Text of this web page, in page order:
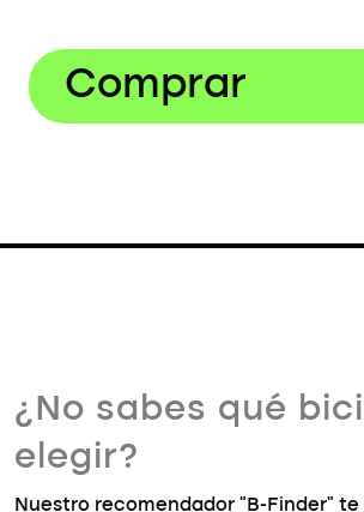
Comprar
¿No sabes qué
elegir?
Nuestro recomendador "B-Finder"